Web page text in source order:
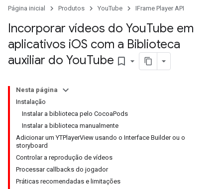
Página inicial Produtos YouTube IFrame Player API
Incorporar vídeos do YouTube em
aplicativos iOS com a Biblioteca
auxiliar do YouTube bookmark_border
Nesta página
Instalação
Instalar a biblioteca pelo CocoaPods
Instalar a biblioteca manualmente
Adicionar um YTPlayerView usando o Interface Builder ou o
storyboard
Controlar a reprodução de vídeos
Processar callbacks do jogador
Práticas recomendadas e limitações